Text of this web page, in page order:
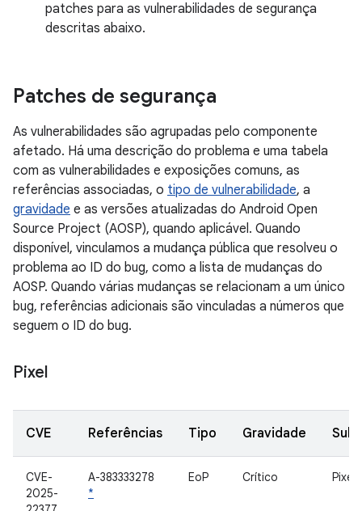
patches para as vulnerabilidades de segurança
descritas abaixo.
Patches de segurança
As vulnerabilidades são agrupadas pelo componente
afetado. Há uma descrição do problema e uma tabela
com as vulnerabilidades e exposições comuns, as
referências associadas, o tipo de vulnerabilidade, a
gravidade e as versões atualizadas do Android Open
Source Project (AOSP), quando aplicável. Quando
disponível, vinculamos a mudança pública que resolveu o
problema ao ID do bug, como a lista de mudanças do
AOSP. Quando várias mudanças se relacionam a um único
bug, referências adicionais são vinculadas a números que
seguem o ID do bug.
Pixel
CVE Referências Tipo Gravidade
CVE-
2025-
A-383333278
*
EoP Crítico Pixel